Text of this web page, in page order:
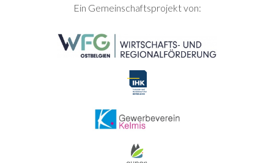
SEITENFUSSEin Gemeinschaftsprojekt von: